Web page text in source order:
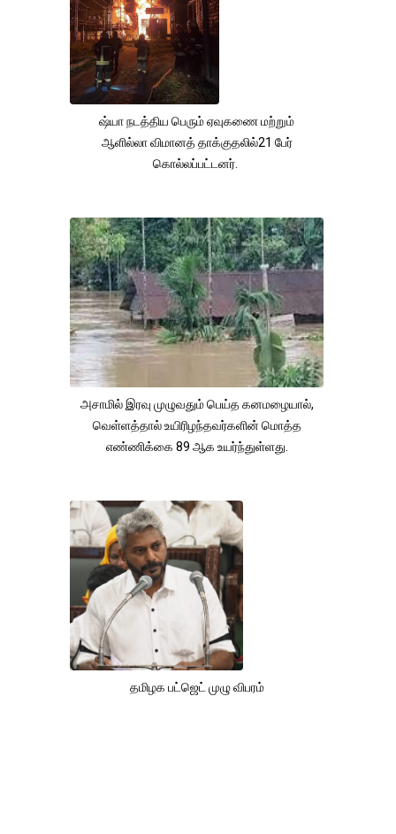
ஷ்யா நடத்திய பெரும் ஏவுகணை மற்றும்
ஆளில்லா விமானத் தாக்குதலில்21 பேர்
கொல்லப்பட்டனர்.
அசாமில் இரவு முழுவதும் பெய்த கனமழையால்,
வெள்ளத்தால் உயிரிழந்தவர்களின் மொத்த
எண்ணிக்கை 89 ஆக உயர்ந்துள்ளது.
தமிழக பட்ஜெட் முழு விபரம்